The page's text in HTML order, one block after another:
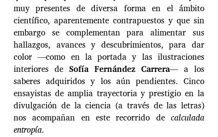
muy presentes de diversa forma en el ámbito
científico, aparentemente contrapuestos y que sin
embargo se complementan para alimentar sus
hallazgos, avances y descubrimientos, para dar
color —como en la portada y las ilustraciones
interiores de Sofía Fernández Carrera— a los
saberes adquiridos y los aún pendientes. Cinco
ensayistas de amplia trayectoria y prestigio en la
divulgación de la ciencia (a través de las letras)
nos acompañan en este recorrido de calculada
entropía.